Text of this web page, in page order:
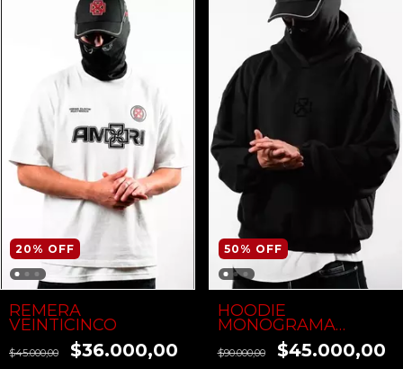
20 % OFF
REMERA
VEINTICINCO
$45.000,00 $36.000,00
50 % OFF
HOODIE
MONOGRAMA
$90.000,00 $45.000,00